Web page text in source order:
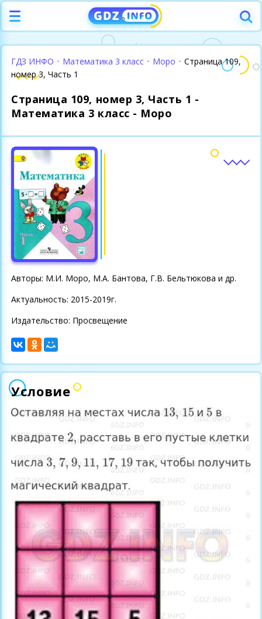
ГДЗ ИНФО • Математика 3 класс • Моро • Страница 109,
номер 3, Часть 1
Страница 109, номер 3, Часть 1 -
Математика 3 класс - Моро
Авторы: М.И. Моро, М.А. Бантова, Г.В. Бельтюкова и др.
Актуальность: 2015-2019г.
Издательство: Просвещение
Условие